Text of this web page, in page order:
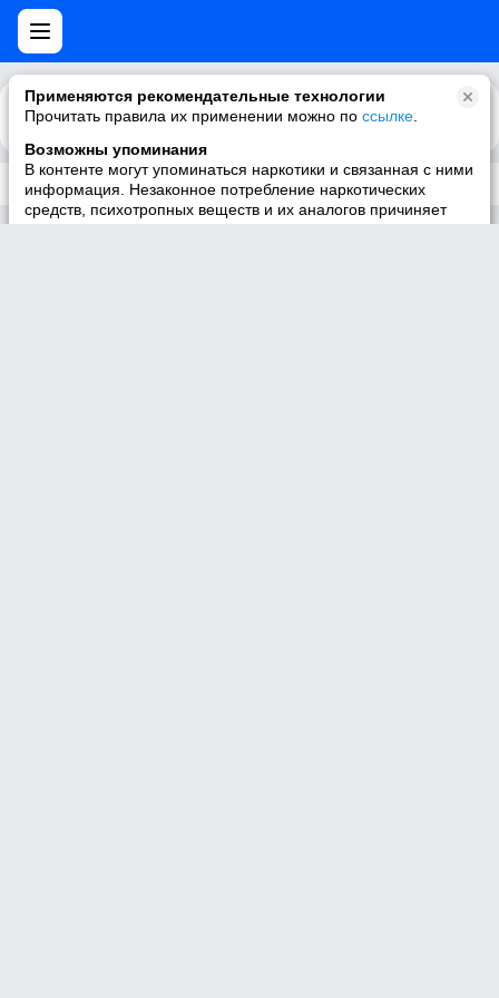
Применяются рекомендательные технологии
Прочитать правила их применении можно по ссылке
Возможны упоминания
В контенте могут упоминаться наркотики и связанная с ними
информация. Незаконное потребление наркотических
средств, психотропных веществ и их аналогов причиняет
Каталог Рекомендации
Трек не существует